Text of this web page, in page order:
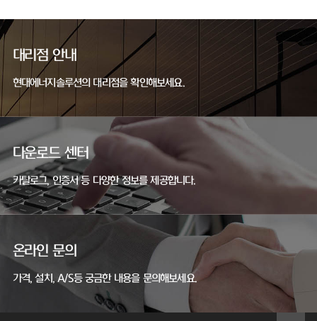
대리점 안내
현대에너지솔루션의 대리점을 확인해보세요.
다운로드 센터
카탈로그, 인증서 등 다양한 정보를 제공합니다.
온라인 문의
가격, 설치, A/S등 궁금한 내용을 문의해보세요.